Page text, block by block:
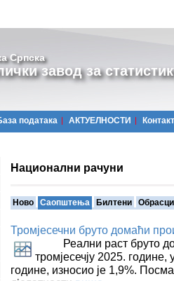
Српска
завод за
података АКТУЕЛНОСТИ Контакт
Национални рачуни
Ново Саопштења Билтени Обрасци
Тромјесечни бруто домаћи
Реални раст бруто
тромјесечју 2025. године,
године, износио је 1,9%.